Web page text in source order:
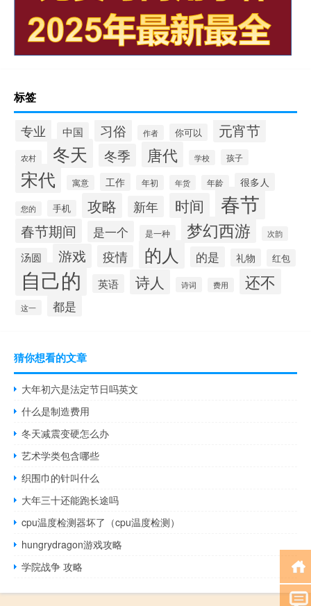
标签
专业 中国 习俗 作者 你可以 元宵节
农村 冬天 冬季 唐代 学校 孩子
宋代 寓意 工作 年初 年货 年龄 很多人
您的 手机 攻略 新年 时间 春节
春节期间 是一个 是一种 梦幻西游 次韵
汤圆 游戏 疫情 的人 的是 礼物 红包
自己的 英语 诗人 诗词 费用 还不
这一 都是
猜你想看的文章
大年初六是法定节日吗英文
什么是制造费用
冬天减震变硬怎么办
艺术学类包含哪些
织围巾的针叫什么
大年三十还能跑长途吗
cpu温度检测器坏了（cpu温度检测）
hungrydragon游戏攻略
学院战争 攻略